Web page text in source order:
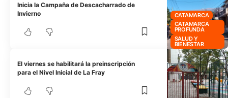
CATAMARCA
CATAMARCA
PROFUNDA
SALUD Y
BIENESTAR
Inicia la Campaña de Descacharrado de
Invierno
El viernes se habilitará la preinscripción
para el Nivel Inicial de La Fray